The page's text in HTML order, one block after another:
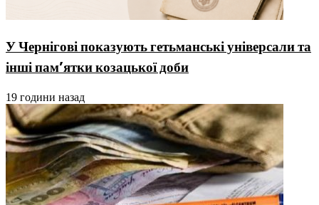
У Чернігові показують гетьманські універсали та
інші пам’ятки козацької доби
19 години назад